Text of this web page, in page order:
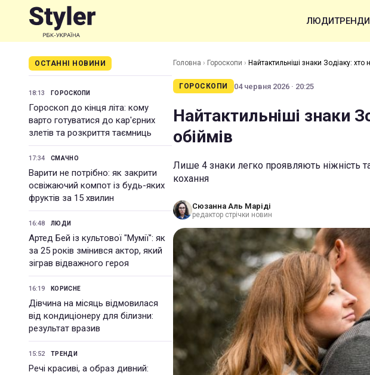
ЛЮДИТРЕНДИ
ОСТАННІ НОВИНИ
18:13 ГОРОСКОПИ
Гороскоп до кінця літа: кому
варто готуватися до кар'єрних
злетів та розкриття таємниць
17:34 СМАЧНО
Варити не потрібно: як закрити
освіжаючий компот із будь-яких
фруктів за 15 хвилин
16:48 ЛЮДИ
Артед Бей із культової "Мумії": як
за 25 років змінився актор, який
зіграв відважного героя
16:19 КОРИСНЕ
Дівчина на місяць відмовилася
від кондиціонеру для білизни:
результат вразив
15:52 ТРЕНДИ
Речі красиві, а образ дивний:
Головна › Гороскопи › Найтактильніші знаки Зодіаку:
ГОРОСКОПИ 04 червня 2026 · 20:25
Найтактильніші знаки
обіймів
Лише 4 знаки легко проявляють ніжність
кохання
Сюзанна Аль Маріді
редактор стрічки новин